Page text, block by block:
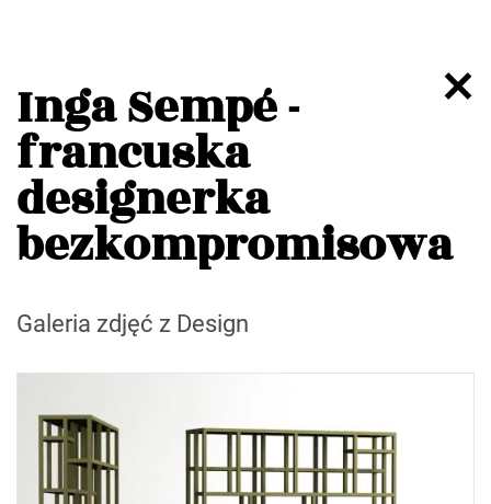
Inga Sempé -
francuska
designerka
bezkompromisowa
Galeria zdjęć z Design